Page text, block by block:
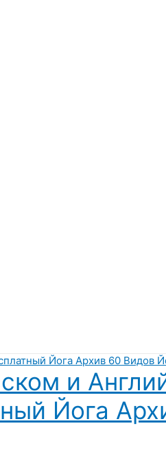
и
Йога